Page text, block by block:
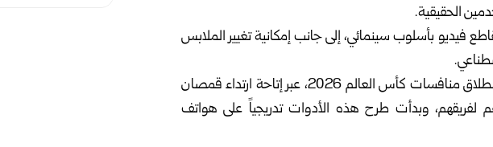
الحقيقية.
فيديو ‏بأسلوب سينمائي، إلى جانب إمكانية تغيير الملابس
وتركز “ميتا” بشكل خاص على عشاق الرياضة بالتزامن مع انطلاق منافسات كأس ‏العالم 2026، عبر إتاحة ارتداء قمصان
لفريقهم، وبدأت طرح هذه الأدوات تدريجياً ‏على هواتف